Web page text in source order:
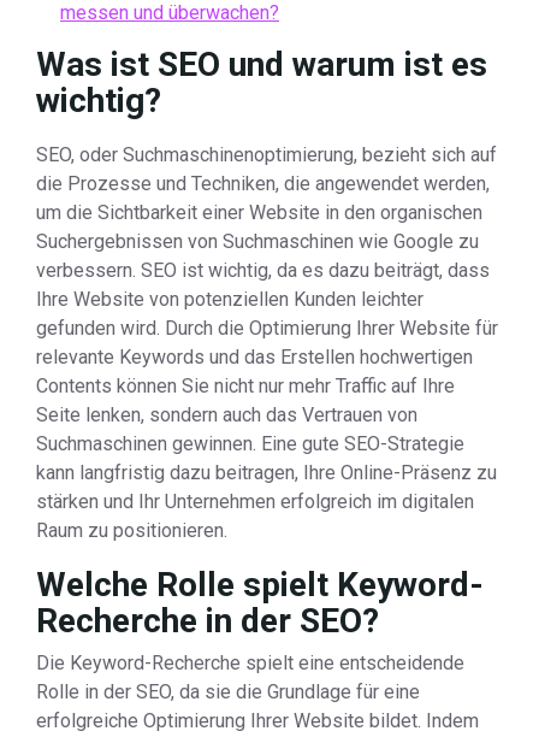
messen und überwachen?
Was ist SEO und warum ist es
wichtig?
SEO, oder Suchmaschinenoptimierung, bezieht sich auf
die Prozesse und Techniken, die angewendet werden,
um die Sichtbarkeit einer Website in den organischen
Suchergebnissen von Suchmaschinen wie Google zu
verbessern. SEO ist wichtig, da es dazu beiträgt, dass
Ihre Website von potenziellen Kunden leichter
gefunden wird. Durch die Optimierung Ihrer Website für
relevante Keywords und das Erstellen hochwertigen
Contents können Sie nicht nur mehr Traffic auf Ihre
Seite lenken, sondern auch das Vertrauen von
Suchmaschinen gewinnen. Eine gute SEO-Strategie
kann langfristig dazu beitragen, Ihre Online-Präsenz zu
stärken und Ihr Unternehmen erfolgreich im digitalen
Raum zu positionieren.
Welche Rolle spielt Keyword-
Recherche in der SEO?
Die Keyword-Recherche spielt eine entscheidende
Rolle in der SEO, da sie die Grundlage für eine
erfolgreiche Optimierung Ihrer Website bildet. Indem